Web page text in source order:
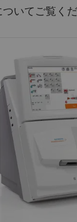
いてご覧くだ
トロールとい
アクセス
500e 血液ガス
の
歩調を合わせ
機器統合を
緊迫した瞬間
機器設定により